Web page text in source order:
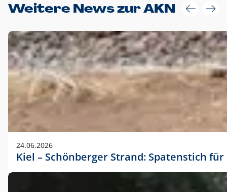
Weitere News zur AKN
24.06.2026
Kiel – Schönberger Strand: Spatenstich